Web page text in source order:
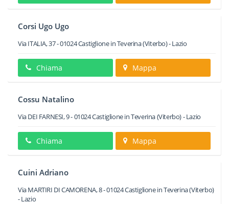
Corsi Ugo Ugo
Via ITALIA, 37-01024Castiglione in Teverina(Viterbo) -Lazio
Chiama Mappa
Cossu Natalino
Via DEI FARNESI, 9-01024Castiglione in Teverina(Viterbo) -Lazio
Chiama Mappa
Cuini Adriano
Via MARTIRI DI CAMORENA, 8-01024Castiglione in Teverina(Viterbo)
-Lazio